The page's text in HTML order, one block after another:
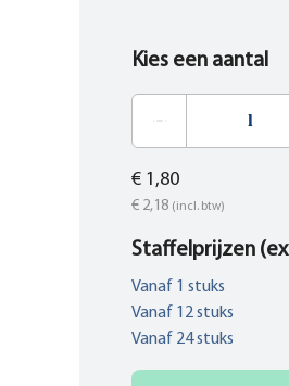
Kies een aantal
€ 1,80
€ 2,18 (incl. btw)
Staffelprijzen
Vanaf 1 stuks
Vanaf 12stuks
Vanaf 24stuks